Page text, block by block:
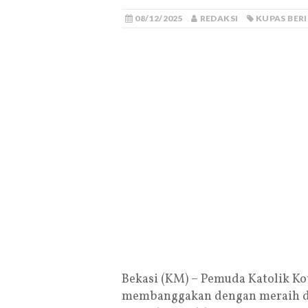
08/12/2025 REDAKSI KUPAS
Bekasi (KM) – Pemuda Katolik
membanggakan dengan meraih